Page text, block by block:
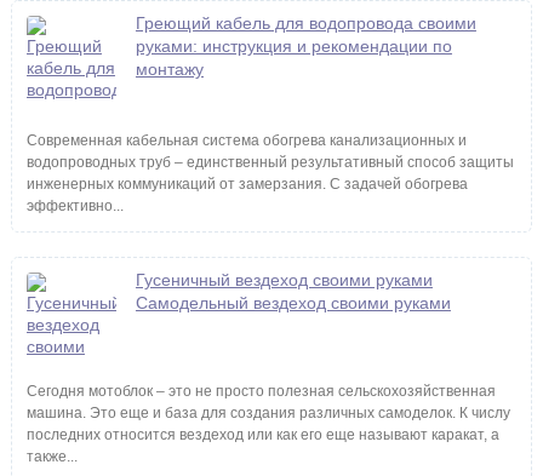
Греющий кабель для водопровода своими
руками: инструкция и рекомендации по
монтажу
Современная кабельная система обогрева канализационных и
водопроводных труб – единственный результативный способ защиты
инженерных коммуникаций от замерзания. С задачей обогрева
эффективно...
Гусеничный вездеход своими руками
Самодельный вездеход своими руками
Сегодня мотоблок – это не просто полезная сельскохозяйственная
машина. Это еще и база для создания различных самоделок. К числу
последних относится вездеход или как его еще называют каракат, а
также...